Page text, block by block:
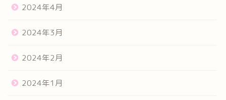
2024年4月
2024年3月
2024年2月
2024年1月